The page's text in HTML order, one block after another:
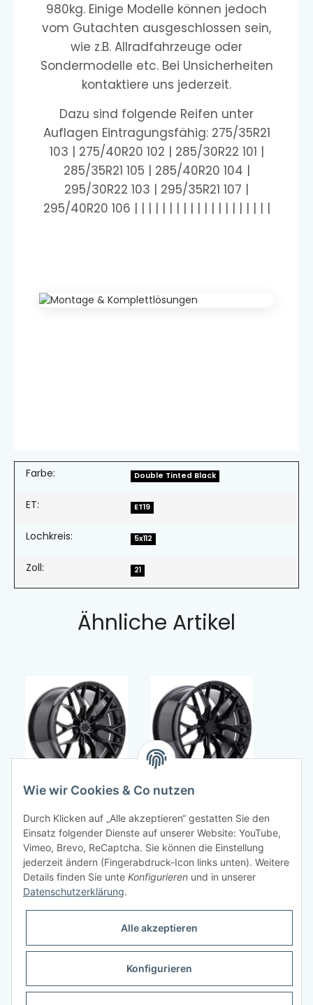
980kg. Einige Modelle können jedoch
vom Gutachten ausgeschlossen sein,
wie z.B. Allradfahrzeuge oder
Sondermodelle etc. Bei Unsicherheiten
kontaktiere uns jederzeit.
Dazu sind folgende Reifen unter
Auflagen Eintragungsfähig: 275/35R21
103 | 275/40R20 102 | 285/30R22 101 |
285/35R21 105 | 285/40R20 104 |
295/30R22 103 | 295/35R21 107 |
295/40R20 106 | | | | | | | | | | | | | | | | | | | |
Farbe: Double Tinted Black
ET: ET19
Lochkreis: 5x112
Zoll: 21
Ähnliche Artikel
Concaver CVR1
Double Tinted Black
PORSCHE MACAN S,
MACAN TURBO,
MACAN S DIESEL,
MACAN 95BN
725,00 €*
Concaver CVR1
Platinum Black
PORSCHE MACAN S,
MACAN TURBO,
MACAN S DIESEL,
MACAN, MACAN GTS
725,00 €*
Gesetzliche Informationen
Wie wir Cookies & Co nutzen
Durch Klicken auf „Alle akzeptieren“ gestatten Sie den
Einsatz folgender Dienste auf unserer Website: YouTube,
Vimeo, Brevo, ReCaptcha. Sie können die Einstellung
jederzeit ändern (Fingerabdruck-Icon links unten). Weitere
Details finden Sie unte Konfigurieren und in unserer
Datenschutzerklärung.
Alle akzeptieren
Konfigurieren